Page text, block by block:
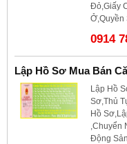
Đỏ,Giấy
Ở,Quyền
0914
Lập Hồ Sơ Mua Bán
Lập Hồ
Sơ,Thủ
Hồ
,Chuyển
Động